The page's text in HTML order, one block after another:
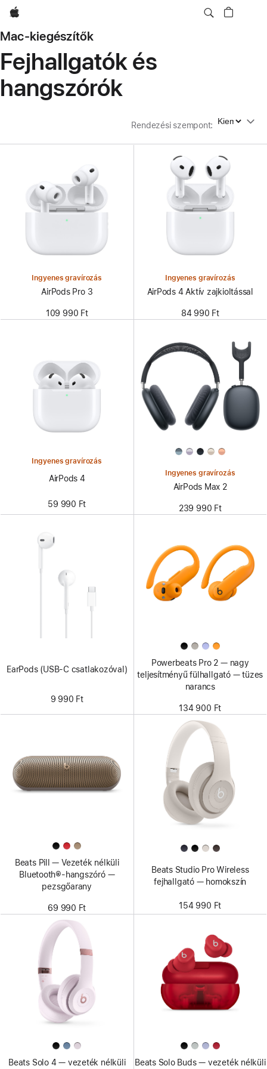
Apple
Mac-kiegészítők
Fejhallgatók és
hangszórók
Rendezési szempont: Rendezési szempont
Ingyenes gravírozás
AirPods Pro 3
109 990 Ft
Ingyenes gravírozás
AirPods 4 Aktív zajkioltással
84 990 Ft
Ingyenes gravírozás
AirPods 4
59 990 Ft
Ingyenes gravírozás
AirPods Max 2
239 990 Ft
EarPods (USB-C csatlakozóval)
9 990 Ft
Powerbeats Pro 2 — nagy
teljesítményű fülhallgató — tüzes
narancs
134 900 Ft
Beats Pill — Vezeték nélküli
Bluetooth®-hangszóró —
pezsgőarany
69 990 Ft
Beats Studio Pro Wireless
fejhallgató — homokszín
154 990 Ft
Beats Solo 4 — vezeték nélküli Beats Solo Buds — vezeték nélküli